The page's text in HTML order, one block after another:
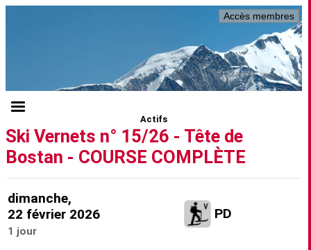
Accès membres
Actifs
Ski Vernets n° 15/26 - Tête de
Bostan - COURSE COMPLÈTE
dimanche,
22 février 2026
1 jour
PD